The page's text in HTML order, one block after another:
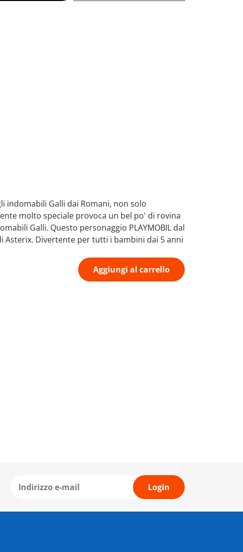
indomabili Galli dai Romani, non solo
molto speciale provoca un bel po' di rovina
Galli. Questo personaggio PLAYMOBIL dal
Asterix. Divertente per tutti i bambini dai 5 anni
Aggiungi al carrello
Login